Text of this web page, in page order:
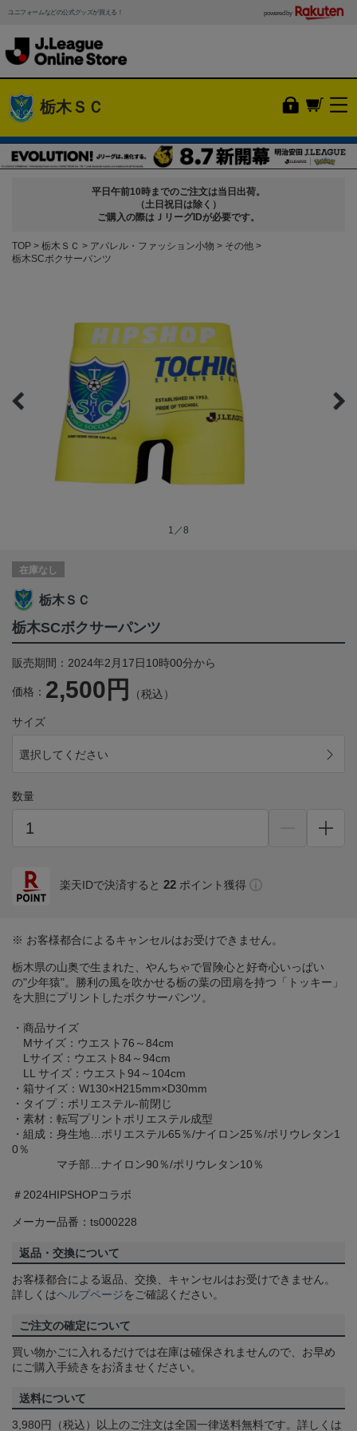
ユニフォームなどの公式グッズが買える！ powered by
栃木ＳＣ
平日午前10時までのご注文は当日出荷。
（土日祝日は除く）
ご購入の際はＪリーグIDが必要です。
TOP 栃木ＳＣ アパレル・ファッション小物
その他
栃木SCボクサーパンツ
1／8
在庫なし
栃木ＳＣ
栃木SCボクサーパンツ
販売期間：2024年2月17日10時00分から
価格： 2,500円 （税込）
サイズ
選択してください
数量
楽天IDで決済すると 22 ポイント獲得
※ お客様都合によるキャンセルはお受けできません。
栃木県の山奥で生まれた、やんちゃで冒険心と好奇心いっぱい
の"少年猿"。勝利の風を吹かせる栃の葉の団扇を持つ「トッキー」
を大胆にプリントしたボクサーパンツ。
・商品サイズ
Mサイズ：ウエスト76～84cm
Lサイズ：ウエスト84～94cm
LL サイズ：ウエスト94～104cm
・箱サイズ：W130×H215mm×D30mm
・タイプ：ポリエステル-前閉じ
・素材：転写プリントポリエステル成型
・組成：身生地…ポリエステル65％/ナイロン25％/ポリウレタン1
0％
マチ部…ナイロン90％/ポリウレタン10％
＃2024HIPSHOPコラボ
メーカー品番：ts000228
返品・交換について
お客様都合による返品、交換、キャンセルはお受けできません。
詳しくはヘルプページをご確認ください。
ご注文の確定について
買い物かごに入れるだけでは在庫は確保されませんので、お早め
にご購入手続きをお済ませください。
送料について
3,980円（税込）以上のご注文は全国一律送料無料です。詳しくは